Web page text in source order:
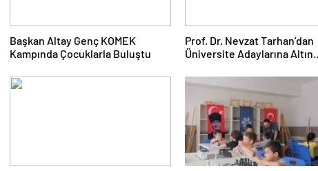
Başkan Altay Genç KOMEK
Kampında Çocuklarla Buluştu
Prof. Dr. Nevzat Tarhan’dan
Üniversite Adaylarına Altın